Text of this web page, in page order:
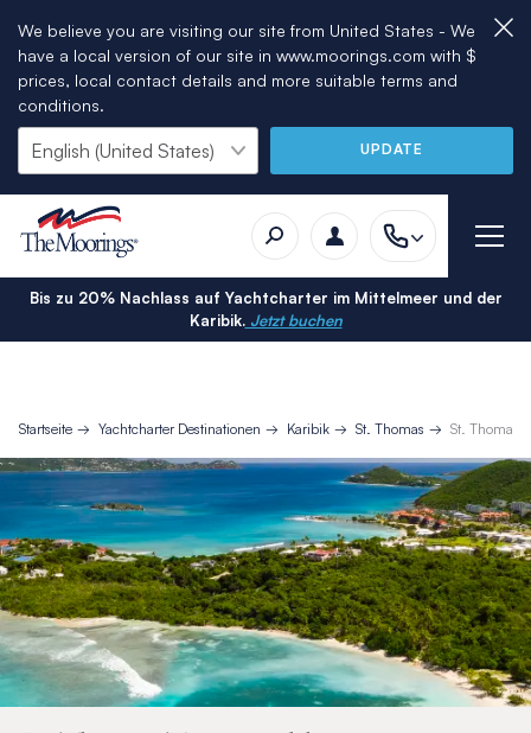
We believe you are visiting our site from United States - We
have a local version of our site in www.moorings.com with $
prices, local contact details and more suitable terms and
conditions.
UPDATE
Bis zu 20% Nachlass auf Yachtcharter im Mittelmeer und der
Karibik.Jetzt buchen
Startseite Yachtcharter Destinationen Karibik St. Thomas St. Thomas